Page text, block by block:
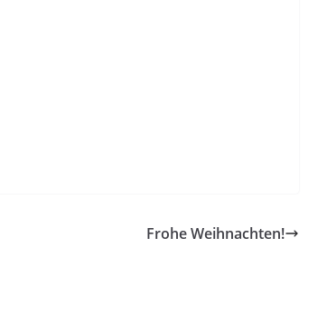
Frohe Weihnachten!